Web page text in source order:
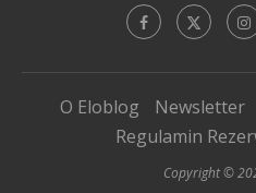
O Eloblog Newsletter
Regulamin
Copyright ©